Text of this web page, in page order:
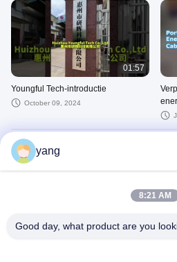
01:57
Youngful Tech-introductie
October 09, 2024
Recente Video's
00:12
yang
8:21 AM
Good day, what product are you